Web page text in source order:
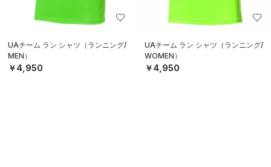
UAチーム ラン シャツ（ランニング/
MEN）
￥4,950
UAチーム ラン シャツ（ランニング/
WOMEN）
￥4,950